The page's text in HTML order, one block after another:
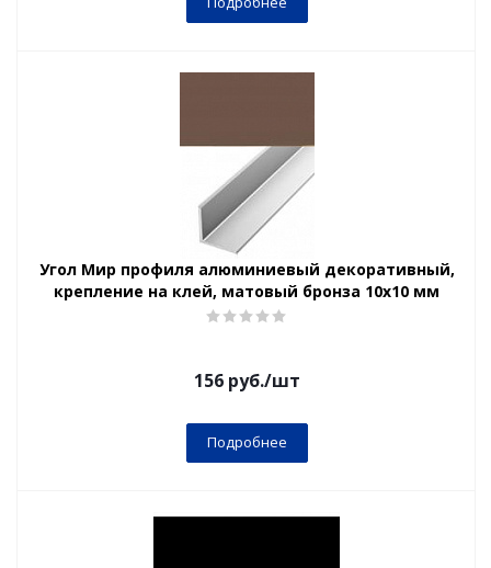
Угол Мир профиля алюминиевый декоративный,
крепление на клей, матовый бронза 10х10 мм
156руб./шт
Подробнее